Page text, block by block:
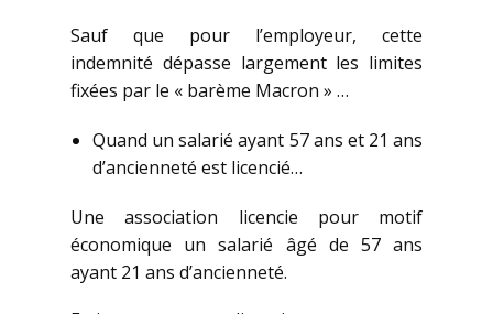
Sauf que pour l’employeur, cette
indemnité dépasse largement les limites
fixées par le « barème Macron » …
Quand un salarié ayant 57 ans et 21 ans
d’ancienneté est licencié…
Une association licencie pour motif
économique un salarié âgé de 57 ans
ayant 21 ans d’ancienneté.